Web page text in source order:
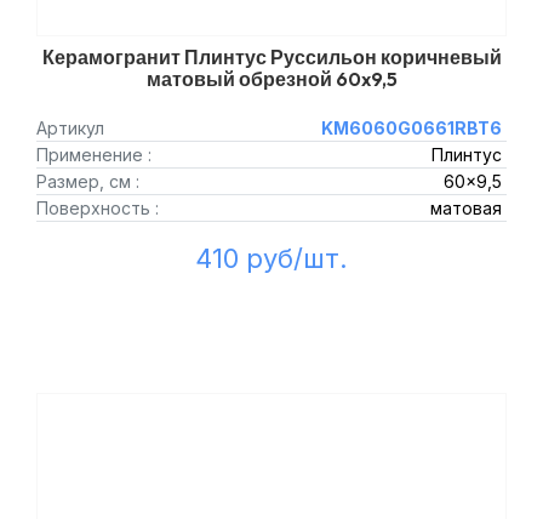
Керамогранит Плинтус Руссильон коричневый
матовый обрезной 60x9,5
Артикул
KM6060G0661RBT6
Применение :
Плинтус
Размер, см :
60x9,5
Поверхность :
матовая
410 руб/шт.